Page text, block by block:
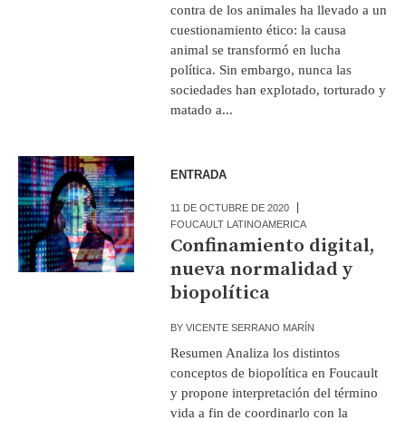
contra de los animales ha llevado a un
cuestionamiento ético: la causa
animal se transformó en lucha
política. Sin embargo, nunca las
sociedades han explotado, torturado y
matado a...
ENTRADA
11 DE OCTUBRE DE 2020
FOUCAULT LATINOAMERICA
Confinamiento digital,
nueva normalidad y
biopolítica
BYVICENTE SERRANO MARÍN
Resumen Analiza los distintos
conceptos de biopolítica en Foucault
y propone interpretación del término
vida a fin de coordinarlo con la